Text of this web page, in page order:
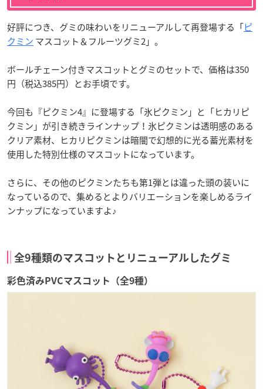
好評につき、グミの味わいをリニューアルして再登場する「ピ
クミン マスコット＆フルーツグミ2」。
ボールチェーン付きマスコットとグミのセットで、価格は350
円（税込385円）とお手頃です。
今回も『ピクミン4』に登場する「氷ピクミン」と「ヒカリピ
クミン」が引き続きラインナップ！氷ピクミンは透明感のある
クリア素材、ヒカリピクミンは暗闇で幻想的に光る蓄光素材を
使用した特別仕様のマスコットになっています。
さらに、その他のピクミンたちも第1弾とは違った頭の装いに
なっているので、集めるとよりバリエーションを楽しめるライ
ンナップになっていますよ♪
全9種類のマスコットとリニューアルしたグミ
彩色済みPVCマスコット（全9種）